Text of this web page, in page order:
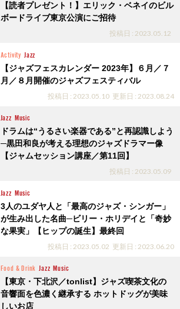
【読者プレゼント！】エリック・ベネイのビル
ボードライブ東京公演にご招待
投稿日 : 2023.05.12
Activity Jazz
【ジャズフェスカレンダー 2023年】６月／７
月／８月開催のジャズフェスティバル
投稿日 : 2023.05.10 更新日 : 2023.08.24
Jazz Music
ドラムは“うるさい楽器である”と再認識しよう
─黒田和良が考える理想のジャズドラマー像
【ジャムセッション講座／第11回】
投稿日 : 2023.05.09
Jazz Music
3人のユダヤ人と「最高のジャズ・シンガー」
が生み出した名曲─ビリー・ホリデイと「奇妙
な果実」【ヒップの誕生】最終回
投稿日 : 2023.05.02 更新日 : 2023.06.20
Food & Drink Jazz Music
【東京・下北沢／tonlist】ジャズ喫茶文化の
音響面を色濃く継承する ホットドッグが美味
しいお店